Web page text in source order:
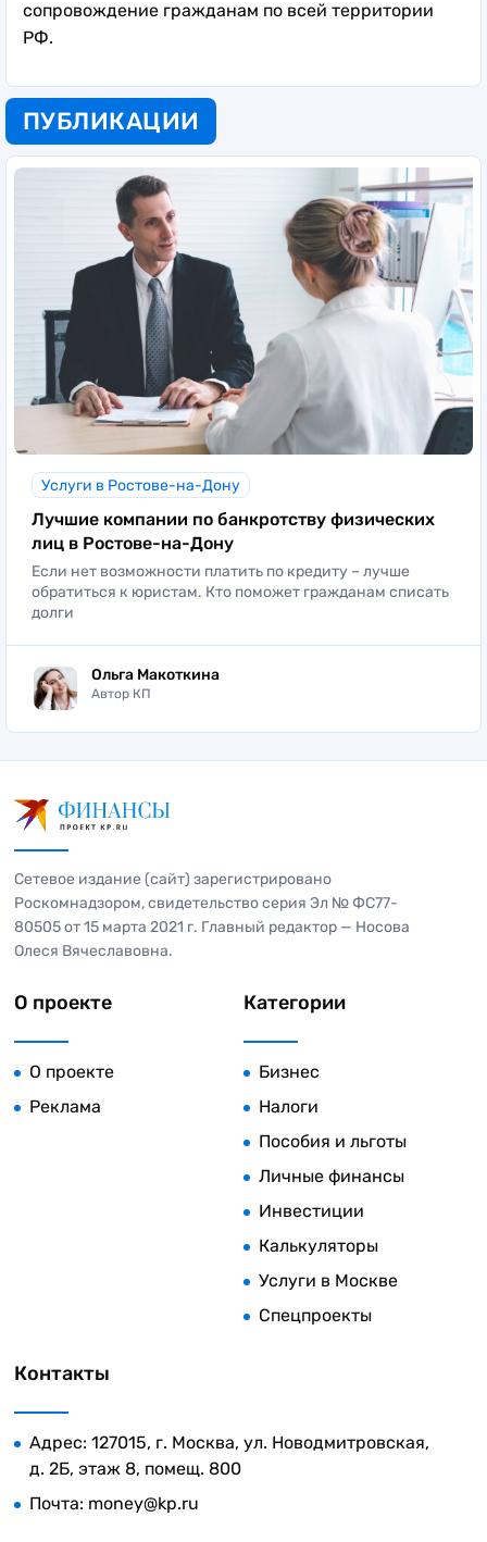
сопровождение гражданам по всей территории
РФ.
ПУБЛИКАЦИИ
Услуги в Ростове-на-Дону
Лучшие компании по банкротству физических
лиц в Ростове-на-Дону
Если нет возможности платить по кредиту – лучше
обратиться к юристам. Кто поможет гражданам списать
долги
Ольга Макоткина
Автор КП
Сетевое издание (сайт) зарегистрировано
Роскомнадзором, свидетельство серия Эл № ФС77-
80505 от 15 марта 2021 г. Главный редактор — Носова
Олеся Вячеславовна.
О проекте
О проекте
Реклама
Категории
Бизнес
Налоги
Пособия и льготы
Личные финансы
Инвестиции
Калькуляторы
Услуги в Москве
Спецпроекты
Контакты
Адрес: 127015, г. Москва, ул. Новодмитровская,
д. 2Б, этаж 8, помещ. 800
Почта: money@kp.ru